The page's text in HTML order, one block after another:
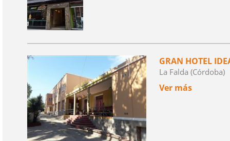
GRAN HOTEL
La Falda (Córdoba)
Ver más